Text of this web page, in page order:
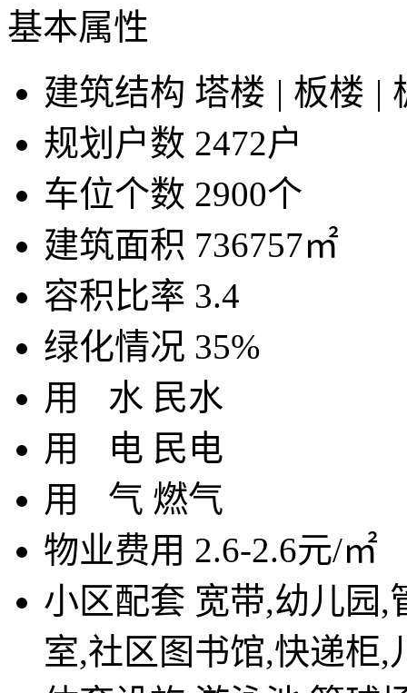
基本属性
建筑结构 塔楼 | 板楼 |
规划户数 2472户
车位个数 2900个
建筑面积 736757㎡
容积比率 3.4
绿化情况 35%
用 水 民水
用
电 民电
用 气 燃气
物业费用 2.6-2.6元/㎡
小区配套 宽带,幼儿园,
室,社区图书馆,快递柜,